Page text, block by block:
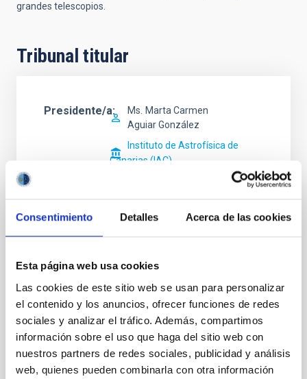
Consentimiento Detalles Acerca de las cookies
Esta página web usa cookies
Las cookies de este sitio web se usan para personalizar
el contenido y los anuncios, ofrecer funciones de redes
sociales y analizar el tráfico. Además, compartimos
información sobre el uso que haga del sitio web con
nuestros partners de redes sociales, publicidad y análisis
web, quienes pueden combinarla con otra información
grandes telescopios.
Tribunal titular
Presidente/a Ms.
Marta Carmen
Aguiar González
Instituto de Astrofísica de
Canarias (IAC)
Secretario/a
Instituto de Astrofísica de
Canarias (IAC)
Jefe/a Departamento
Vocal
Sr. Ricardo Díaz Campos